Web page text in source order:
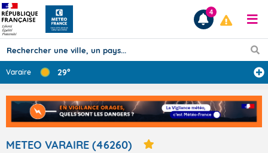
Prévisions
TOUS LES RÉSULTATS
4
Varaire 29°
METEO VARAIRE (46260)